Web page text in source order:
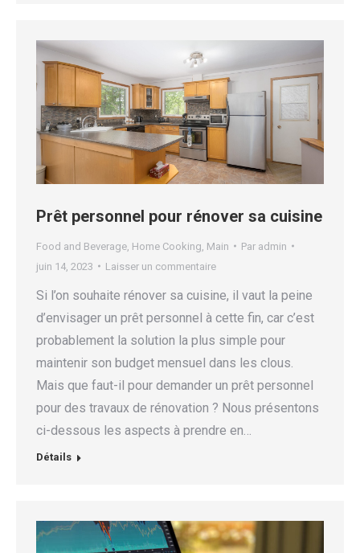
Prêt personnel pour rénover sa cuisine
Food and Beverage Home Cooking Main Par admin
juin 14, 2023
Laisser un commentaire
Si l’on souhaite rénover sa cuisine, il vaut la peine
d’envisager un prêt personnel à cette fin, car c’est
probablement la solution la plus simple pour
maintenir son budget mensuel dans les clous.
Mais que faut-il pour demander un prêt personnel
pour des travaux de rénovation ? Nous présentons
ci-dessous les aspects à prendre en…
Détails